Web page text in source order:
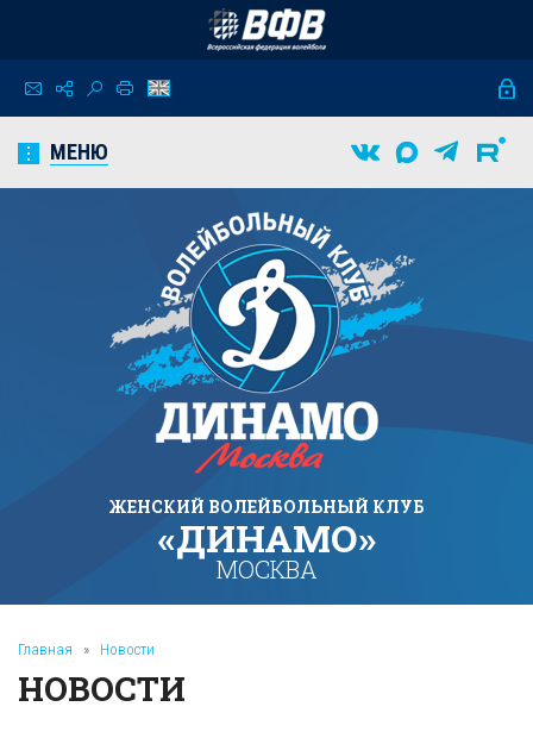
МЕНЮ
ЖЕНСКИЙ ВОЛЕЙБОЛЬНЫЙ КЛУБ
«ДИНАМО»
МОСКВА
Главная » Новости
НОВОСТИ